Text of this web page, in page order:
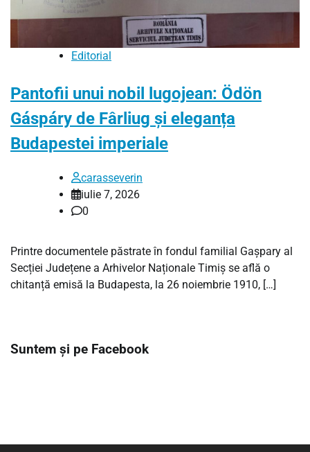
Editorial
Pantofii unui nobil lugojean: Ödön
Gáspáry de Fârliug și eleganța
Budapestei imperiale
carasseverin
iulie 7, 2026
0
Printre documentele păstrate în fondul familial Gașpary al
Secției Județene a Arhivelor Naționale Timiș se află o
chitanță emisă la Budapesta, la 26 noiembrie 1910, […]
Suntem și pe Facebook